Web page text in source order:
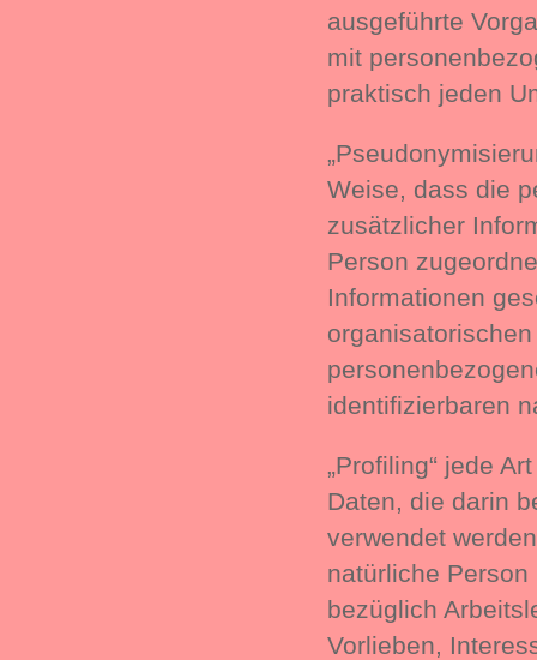
ausgeführte
mit
praktisch jeden
Weise, dass die
zusätzlicher
Person
Informationen
identifizierbaren
„Profiling“ jede
Daten, die darin
verwendet
natürliche
bezüglich
Vorlieben,